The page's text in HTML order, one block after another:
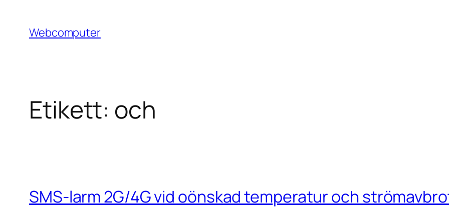
innehåll
Webcomputer
Etikett: och
SMS-larm 2G/4G vid oönskad temperatur och